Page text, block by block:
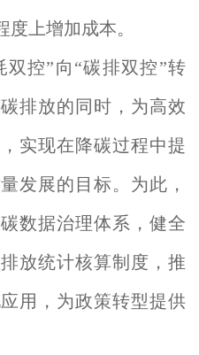
上增加成本。
双控”向“碳排双控”转
排放的同时，为高效
实现在降碳过程中提
发展的目标。为此，
数据治理体系，健全
放统计核算制度，推
用，为政策转型提供